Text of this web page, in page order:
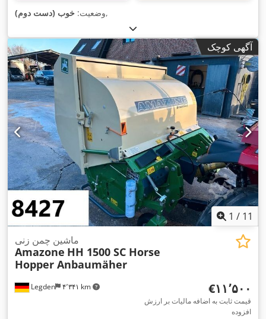
وضعیت: خوب (دست دوم) ,
آگهی کوچک
1 / 11
Legden ۴٬۳۴۱ km
ماشین چمن زنی
Amazone HH 1500 SC Horse
Hopper Anbaumäher
‎€۱۱٬۵۰۰
قیمت ثابت به اضافه مالیات بر ارزش
افزوده